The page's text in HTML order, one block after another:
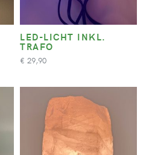
LED-LICHT INKL.
TRAFO
€ 29,90